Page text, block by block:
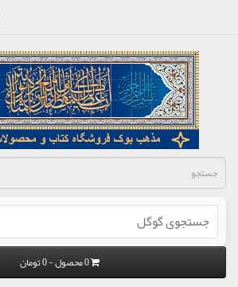
0 محصول - 0 تومان